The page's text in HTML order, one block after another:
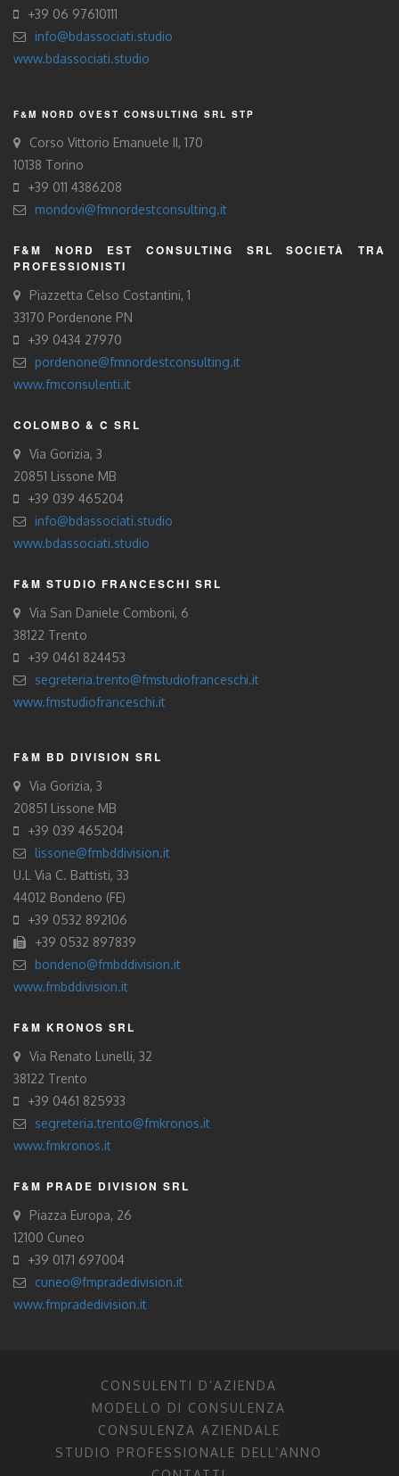
+39 06 97610111
info@bdassociati.studio
www.bdassociati.studio
F&M NORD OVEST CONSULTING SRL STP
Corso Vittorio Emanuele II, 170
10138 Torino
+39 011 4386208
mondovi@fmnordestconsulting.it
F&M NORD EST CONSULTING SRL SOCIETÀ TRA
PROFESSIONISTI
Piazzetta Celso Costantini, 1
33170 Pordenone PN
+39 0434 27970
pordenone@fmnordestconsulting.it
www.fmconsulenti.it
COLOMBO & C SRL
Via Gorizia, 3
20851 Lissone MB
+39 039 465204
info@bdassociati.studio
www.bdassociati.studio
F&M STUDIO FRANCESCHI SRL
Via San Daniele Comboni, 6
38122 Trento
+39 0461 824453
segreteria.trento@fmstudiofranceschi.it
www.fmstudiofranceschi.it
F&M BD DIVISION SRL
Via Gorizia, 3
20851 Lissone MB
+39 039 465204
lissone@fmbddivision.it
U.L Via C. Battisti, 33
44012 Bondeno (FE)
+39 0532 892106
+39 0532 897839
bondeno@fmbddivision.it
www.fmbddivision.it
F&M KRONOS SRL
Via Renato Lunelli, 32
38122 Trento
+39 0461 825933
segreteria.trento@fmkronos.it
www.fmkronos.it
F&M PRADE DIVISION SRL
Piazza Europa, 26
12100 Cuneo
+39 0171 697004
cuneo@fmpradedivision.it
www.fmpradedivision.it
CONSULENTI D’AZIENDA
MODELLO DI CONSULENZA
CONSULENZA AZIENDALE
STUDIO PROFESSIONALE DELL’ANNO